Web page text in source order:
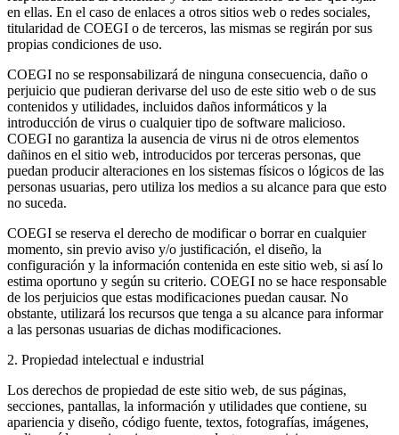
en ellas. En el caso de enlaces a otros sitios web o redes sociales,
titularidad de COEGI o de terceros, las mismas se regirán por sus
propias condiciones de uso.
COEGI no se responsabilizará de ninguna consecuencia, daño o
perjuicio que pudieran derivarse del uso de este sitio web o de sus
contenidos y utilidades, incluidos daños informáticos y la
introducción de virus o cualquier tipo de software malicioso.
COEGI no garantiza la ausencia de virus ni de otros elementos
dañinos en el sitio web, introducidos por terceras personas, que
puedan producir alteraciones en los sistemas físicos o lógicos de las
personas usuarias, pero utiliza los medios a su alcance para que esto
no suceda.
COEGI se reserva el derecho de modificar o borrar en cualquier
momento, sin previo aviso y/o justificación, el diseño, la
configuración y la información contenida en este sitio web, si así lo
estima oportuno y según su criterio. COEGI no se hace responsable
de los perjuicios que estas modificaciones puedan causar. No
obstante, utilizará los recursos que tenga a su alcance para informar
a las personas usuarias de dichas modificaciones.
2. Propiedad intelectual e industrial
Los derechos de propiedad de este sitio web, de sus páginas,
secciones, pantallas, la información y utilidades que contiene, su
apariencia y diseño, código fuente, textos, fotografías, imágenes,